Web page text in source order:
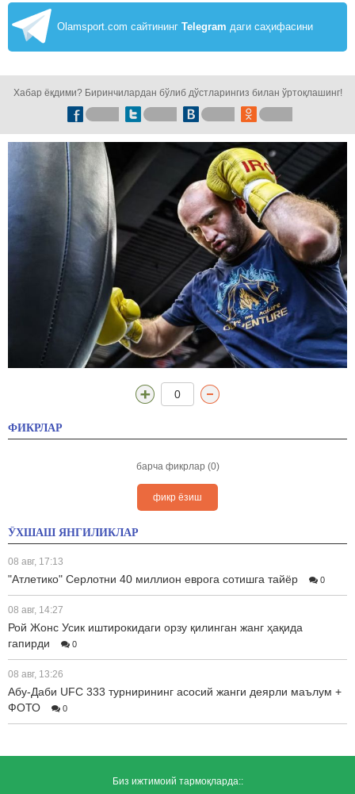
Olamsport.com сайтининг Telegram даги саҳифасини
Хабар ёқдими? Биринчилардан бўлиб дўстларингиз билан ўртоқлашинг!
0
ФИКРЛАР
барча фикрлар (0)
фикр ёзиш
ЎХШАШ ЯНГИЛИКЛАР
08 авг, 17:13
"Атлетико" Серлотни 40 миллион еврога сотишга тайёр 0
08 авг, 14:27
Рой Жонс Усик иштирокидаги орзу қилинган жанг ҳақида
гапирди
0
08 авг, 13:26
Абу-Даби UFC 333 турнирининг асосий жанги деярли маълум +
ФОТО
0
Биз ижтимоий тармоқларда::